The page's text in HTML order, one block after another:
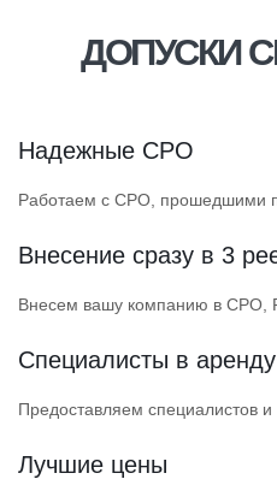
ДОПУСКИ
Надежные СРО
Работаем с СРО, прошедшими
Внесение сразу в 3
Внесем вашу компанию в СРО,
Специалисты в аренду
Предоставляем специалистов
Лучшие цены